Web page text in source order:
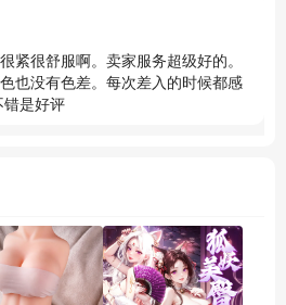
紧很舒服啊。卖家服务超级好的。
也没有色差。每次差入的时候都感
是好评